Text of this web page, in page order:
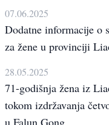
07.06.2025
Dodatne informacije o
za žene u provinciji
28.05.2025
71-godišnja žena iz
tokom izdržavanja